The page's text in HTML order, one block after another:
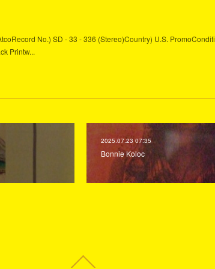
No.) SD - 33 - 336 (Stereo)Country) U.S.
Printw...
2025.07.23 07:35
Bonnie Koloc